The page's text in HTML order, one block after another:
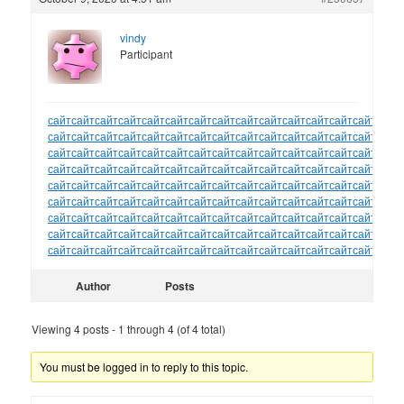
vindy
Participant
сайтсайтсайтсайтсайтсайтсайтсайтсайтсайтсайтсайтсайтсайт
сайтсайтсайтсайтсайтсайтсайтсайтсайтсайтсайтсайтсайтсайт
сайтсайтсайтсайтсайтсайтсайтсайтсайтсайтсайтсайтсайтсайт
сайтсайтсайтсайтсайтсайтсайтсайтсайтсайтсайтсайтсайтсайт
сайтсайтсайтсайтсайтсайтсайтсайтсайтсайтсайтсайтсайтсайт
сайтсайтсайтсайтсайтсайтсайтсайтсайтсайтсайтсайтсайтсайт
сайтсайтсайтсайтсайтсайтсайтсайтсайтсайтсайтсайтсайтсайт
сайтсайтсайтсайтсайтсайтсайтсайтсайтсайтсайтсайтсайтсайт
сайтсайтсайтсайтсайтсайтсайтсайтсайтсайтсайтсайтсайтсайт
Author Posts
Viewing 4 posts - 1 through 4 (of 4 total)
You must be logged in to reply to this topic.